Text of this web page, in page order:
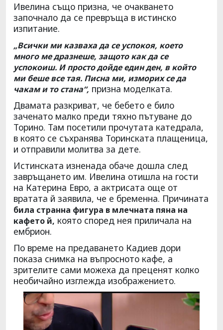
Ивелина също призна, че очакването
започнало да се превръща в истинско
изпитание.
„Всички ми казваха да се успокоя, което
много ме дразнеше, защото как да се
успокоиш. И просто дойде един ден, в който
ми беше все тая. Писна ми, изморих се да
чакам и то стана“, призна моделката.
Двамата разкриват, че бебето е било
заченато малко преди тяхно пътуване до
Торино. Там посетили прочутата катедрала,
в която се съхранява Торинската плащеница,
и отправили молитва за дете.
Истинската изненада обаче дошла след
завръщането им. Ивелина отишла на гости
на Катерина Евро, а актрисата още от
вратата й заявила, че е бременна. Причината
била странна фигура в млечната пяна на
кафето й, която според нея приличала на
ембрион.
По време на предаването Кадиев дори
показа снимка на въпросното кафе, а
зрителите сами можеха да преценят колко
необичайно изглежда изображението.